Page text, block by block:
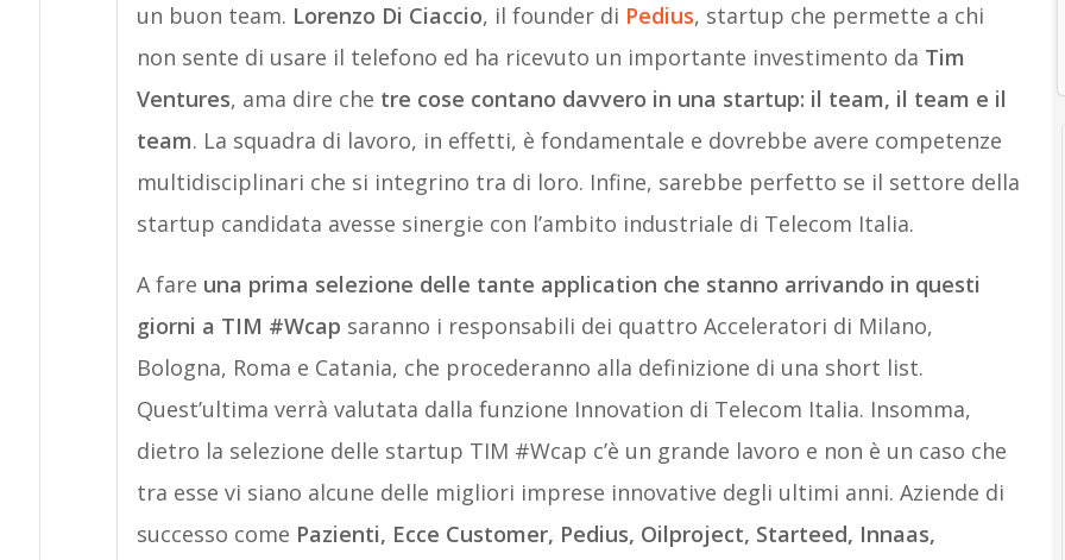
un buon team. Lorenzo Di Ciaccio, il founder di Pedius, startup che permette a chi
non sente di usare il telefono ed ha ricevuto un importante investimento da Tim
Ventures, ama dire che tre cose contano davvero in una startup: il team, il team e il
team. La squadra di lavoro, in effetti, è fondamentale e dovrebbe avere competenze
multidisciplinari che si integrino tra di loro. Infine, sarebbe perfetto se il settore della
startup candidata avesse sinergie con l’ambito industriale di Telecom Italia.
A fare una prima selezione delle tante application che stanno arrivando in questi
giorni a TIM #Wcap saranno i responsabili dei quattro Acceleratori di Milano,
Bologna, Roma e Catania, che procederanno alla definizione di una short list.
Quest’ultima verrà valutata dalla funzione Innovation di Telecom Italia. Insomma,
dietro la selezione delle startup TIM #Wcap c’è un grande lavoro e non è un caso che
tra esse vi siano alcune delle migliori imprese innovative degli ultimi anni. Aziende di
successo come Pazienti, Ecce Customer, Pedius, Oilproject, Starteed, Innaas,